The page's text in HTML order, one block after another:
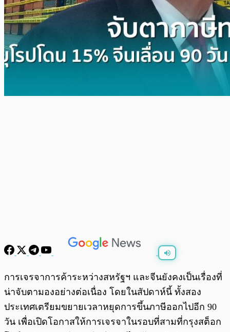
/ 0:00
การเจรจาการค้าระหว่างสหรัฐฯ และจีนยังคงเป็นเรื่องที่
น่าจับตามองอย่างต่อเนื่อง โดยในสัปดาห์นี้ ทั้งสอง
ประเทศเตรียมขยายเวลาหยุดการขึ้นภาษีออกไปอีก 90
วัน เพื่อเปิดโอกาสให้การเจรจาในรอบที่สามที่กรุงสต็อก